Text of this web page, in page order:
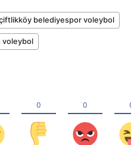
belediyespor voleybol
voleybol